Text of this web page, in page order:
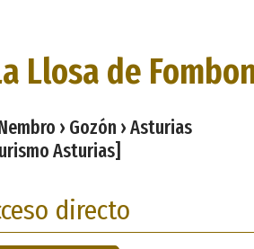
Llosa de
› Gozón › Asturias
Asturias]
directo